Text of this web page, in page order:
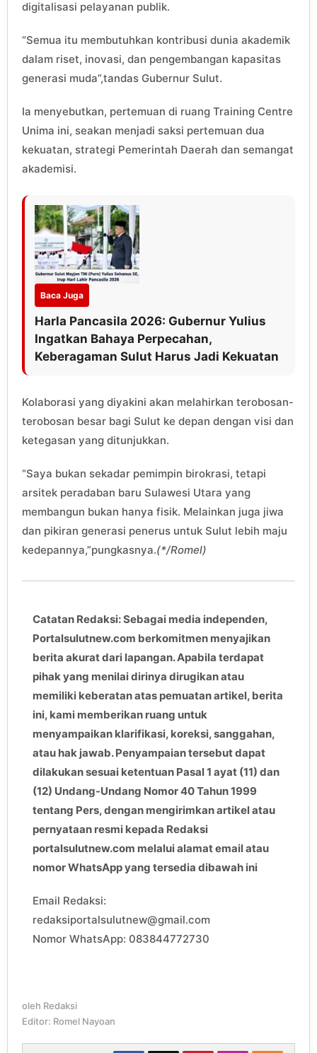
digitalisasi pelayanan publik.
“Semua itu membutuhkan kontribusi dunia akademik
dalam riset, inovasi, dan pengembangan kapasitas
generasi muda”,tandas Gubernur Sulut.
Ia menyebutkan, pertemuan di ruang Training Centre
Unima ini, seakan menjadi saksi pertemuan dua
kekuatan, strategi Pemerintah Daerah dan semangat
akademisi.
Baca Juga
Harla Pancasila 2026: Gubernur Yulius
Ingatkan Bahaya Perpecahan,
Keberagaman Sulut Harus Jadi Kekuatan
Kolaborasi yang diyakini akan melahirkan terobosan-
terobosan besar bagi Sulut ke depan dengan visi dan
ketegasan yang ditunjukkan.
“Saya bukan sekadar pemimpin birokrasi, tetapi
arsitek peradaban baru Sulawesi Utara yang
membangun bukan hanya fisik. Melainkan juga jiwa
dan pikiran generasi penerus untuk Sulut lebih maju
kedepannya,”pungkasnya.(*/Romel)
Catatan Redaksi: Sebagai media independen,
Portalsulutnew.com berkomitmen menyajikan
berita akurat dari lapangan. Apabila terdapat
pihak yang menilai dirinya dirugikan atau
memiliki keberatan atas pemuatan artikel, berita
ini, kami memberikan ruang untuk
menyampaikan klarifikasi, koreksi, sanggahan,
atau hak jawab. Penyampaian tersebut dapat
dilakukan sesuai ketentuan Pasal 1 ayat (11) dan
(12) Undang-Undang Nomor 40 Tahun 1999
tentang Pers, dengan mengirimkan artikel atau
pernyataan resmi kepada Redaksi
portalsulutnew.com melalui alamat email atau
nomor WhatsApp yang tersedia dibawah ini
Email Redaksi:
redaksiportalsulutnew@gmail.com
Nomor WhatsApp: 083844772730
oleh Redaksi
Editor: Romel Nayoan